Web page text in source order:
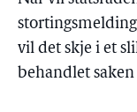
vil det skje i et
behandlet